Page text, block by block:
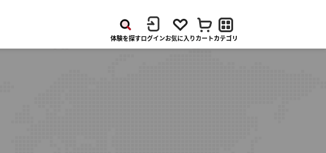
体験を探すログインお気に入りカートカテゴリ